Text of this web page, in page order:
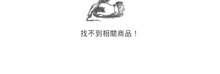
找不到相關商品！